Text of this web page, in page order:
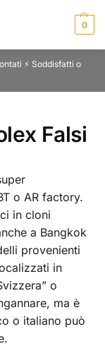
0
⚡ Soddisfatti o
Falsi
o AR factory.
in cloni
a Bangkok
provenienti
in
o
ma è
o italiano può